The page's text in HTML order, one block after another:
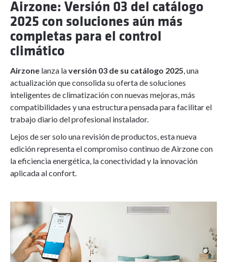
Airzone: Versión 03 del catálogo
2025 con soluciones aún más
completas para el control
climático
Airzone lanza laversión 03 de su catálogo 2025, una
actualización que consolida su oferta de soluciones
inteligentes de climatización con nuevas mejoras, más
compatibilidades y una estructura pensada para facilitar el
trabajo diario del profesional instalador.
Lejos de ser solo una revisión de productos, esta nueva
edición representa el compromiso continuo de Airzone con
la eficiencia energética, la conectividad y la innovación
aplicada al confort.